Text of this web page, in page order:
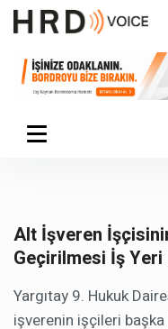
Alt İşveren
Geçirilmesi İş Yeri
Yargıtay 9. Hukuk
işverenin işçileri